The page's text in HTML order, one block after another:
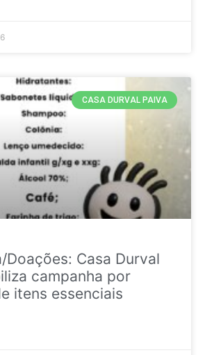
CASA DURVAL PAIVA
Doações: Casa Durval
campanha por
itens essenciais